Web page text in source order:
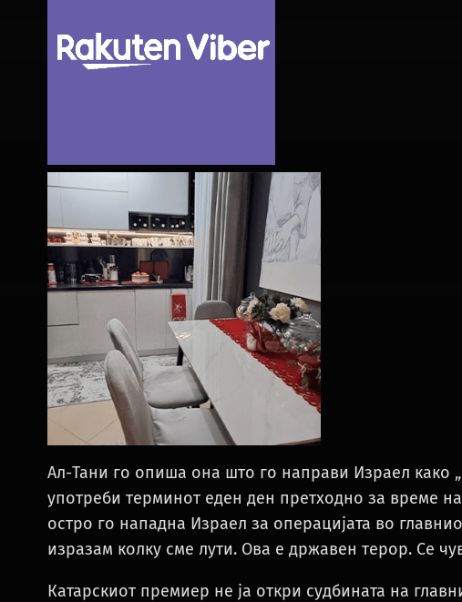
Ал-Тани го опиша она што го направи Израел како
употреби терминот еден ден претходно за време
остро го нападна Израел за операцијата во
изразам колку сме лути. Ова е државен терор. Се
Катарскиот премиер не ја откри судбината на